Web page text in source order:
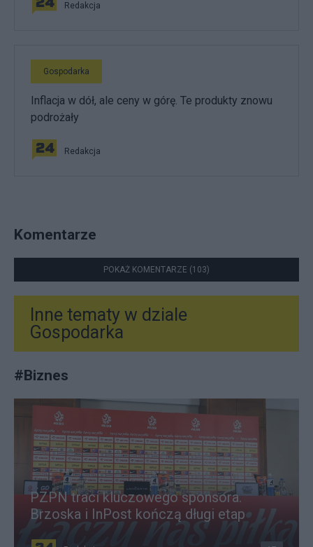
Redakcja
Gospodarka
Inflacja w dół, ale ceny w górę. Te produkty znowu
podrożały
Redakcja
Komentarze
POKAŻ KOMENTARZE (103)
Inne tematy w dziale
Gospodarka
#Biznes
PZPN traci kluczowego sponsora.
Brzoska i InPost kończą długi etap